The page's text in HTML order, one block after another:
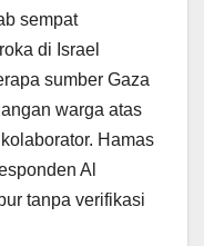
sempat
di Israel
sumber Gaza
warga atas
Hamas
Al
tanpa verifikasi